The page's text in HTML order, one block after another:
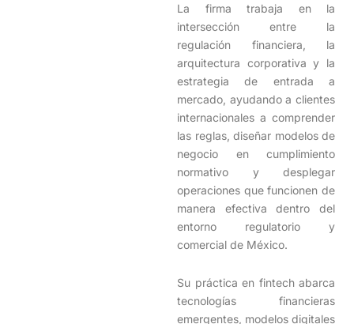
La firma trabaja en la
intersección entre la
regulación financiera, la
arquitectura corporativa y la
estrategia de entrada a
mercado, ayudando a clientes
internacionales a comprender
las reglas, diseñar modelos de
negocio en cumplimiento
normativo y desplegar
operaciones que funcionen de
manera efectiva dentro del
entorno regulatorio y
comercial de México.
Su práctica en fintech abarca
tecnologías financieras
emergentes, modelos digitales